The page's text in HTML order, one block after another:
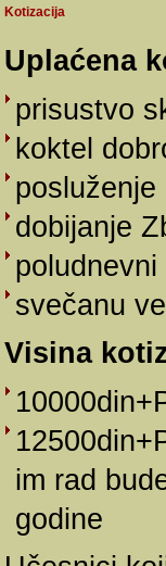
Kotizacija
Uplaćena
prisustvo
koktel
posluženje
dobijanje
svečanu
Visina
im rad
godine